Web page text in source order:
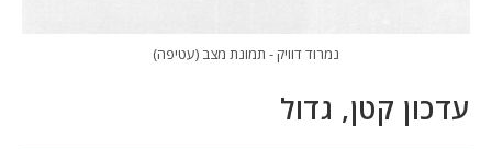
נמרוד דוויק - תמונת מצב (עטיפה)
עדכון קטן, גדול